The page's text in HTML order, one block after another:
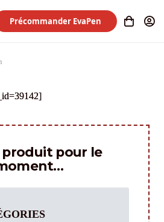
Précommander EvaPen
pour le